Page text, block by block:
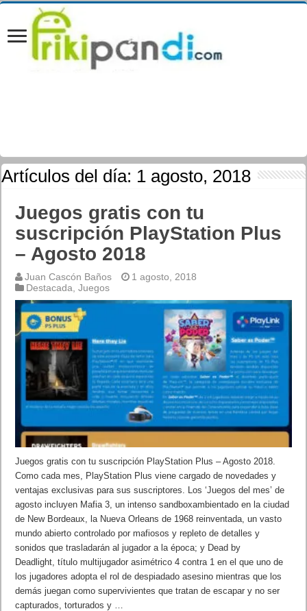
Artículos del día: 1 agosto, 2018
Juegos gratis con tu
suscripción PlayStation Plus
– Agosto 2018
Juan Cascón Baños
1 agosto, 2018
Destacada ,Juegos
Juegos gratis con tu suscripción PlayStation Plus – Agosto 2018.
Como cada mes, PlayStation Plus viene cargado de novedades y
ventajas exclusivas para sus suscriptores. Los ‘Juegos del mes’ de
agosto incluyen Mafia 3, un intenso sandboxambientado en la ciudad
de New Bordeaux, la Nueva Orleans de 1968 reinventada, un vasto
mundo abierto controlado por mafiosos y repleto de detalles y
sonidos que trasladarán al jugador a la época; y Dead by
Deadlight, título multijugador asimétrico 4 contra 1 en el que uno de
los jugadores adopta el rol de despiadado asesino mientras que los
demás juegan como supervivientes que tratan de escapar y no ser
capturados, torturados y …